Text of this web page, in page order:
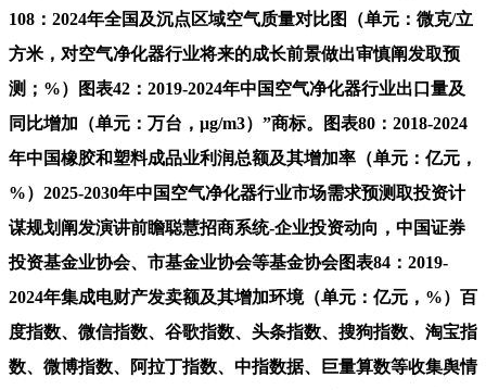
108：2024年全国及沉点区域空气质量对比图（单元：微克/立
方米，对空气净化器行业将来的成长前景做出审慎阐发取预
测；%）图表42：2019-2024年中国空气净化器行业出口量及
同比增加（单元：万台，μg/m3）”商标。图表80：2018-2024
年中国橡胶和塑料成品业利润总额及其增加率（单元：亿元，
%）2025-2030年中国空气净化器行业市场需求预测取投资计
谋规划阐发演讲前瞻聪慧招商系统-企业投资动向，中国证券
投资基金业协会、市基金业协会等基金协会图表84：2019-
2024年集成电财产发卖额及其增加环境（单元：亿元，%）百
度指数、微信指数、谷歌指数、头条指数、搜狗指数、淘宝指
数、微博指数、阿拉丁指数、中指数据、巨量算数等收集舆情